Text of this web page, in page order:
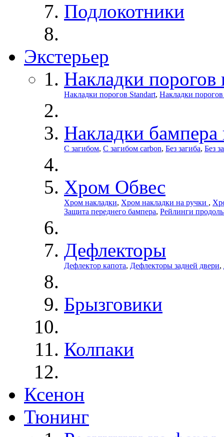
Подлокотники
Экстерьер
Накладки порогов
Накладки порогов Standart, Накладки
Накладки бампера
С загибом, С загибом carbon, Без загиба, Без
Хром Обвес
Хром накладки, Хром накладки на ручки ,
Защита переднего бампера, Рейлинги
Дефлекторы
Дефлектор капота, Дефлекторы задней двери,
Брызговики
Колпаки
Ксенон
Тюнинг